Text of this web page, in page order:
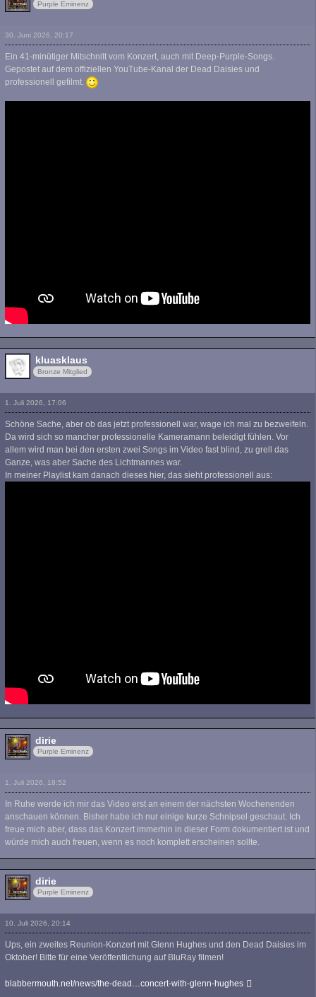
Purple Eminenz
30. Juni 2026, 20:17
Ein 41-minütiger Mitschnitt vom Konzert, auch mit Deep-Purple-Songs.
Gepostet auf dem offiziellen YouTube-Kanal der Dead Daisies und
professionell gefilmt.
kluasklaus
Bronze Mitglied
1. Juli 2026, 17:06
Schöne Sache, aber ob das jetzt professionell war, wage ich mal zu bezweifeln.
Da wird sich so mancher professionelle Kameramann beleidigt fühlen. Vor
allem wird man bei den ersten zwei Songs im Video fast blind, zu grell das
Ganze, was aber Sache des Lichtmannes war.
In meiner Playlist kam danach dieses hier, das sieht professionell aus:
dirie
Purple Eminenz
1. Juli 2026, 18:52
In Ruhe werde ich mir das Video erst an einem der nächsten Wochenenden
anschauen können. Bisher habe ich nur einige kurze Schnipsel geschaut. Ich
freue mich aber, dass das Konzert immerhin in dieser Form dokumentiert ist und
würde mich auch freuen, wenn es noch komplett erscheinen sollte.
dirie
Purple Eminenz
10. Juli 2026, 20:14
Ups, ein zweites Reunion-Konzert mit Glenn Hughes und den Dead Daisies im
Oktober! Bitte für eine Veröffentlichung auf BluRay filmen!
blabbermouth.net/news/the-dead…concert-with-glenn-hughes